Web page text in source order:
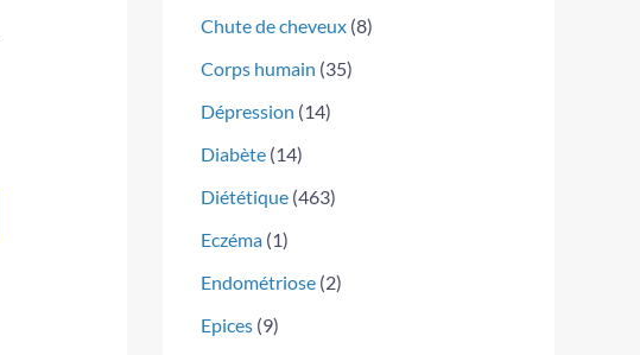
Chute de cheveux (8)
Corps humain (35)
Dépression (14)
Diabète (14)
Diététique (463)
Eczéma (1)
Endométriose (2)
Epices (9)